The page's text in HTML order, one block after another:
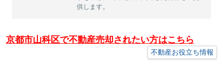
供します。
京都市山科区で不動産売却されたい方はこちら
不動産お役立ち情報